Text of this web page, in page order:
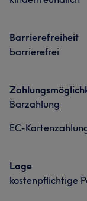
Barrierefreiheit
barrierefrei
Barzahlung
EC-
Lage
kostenpflichtige